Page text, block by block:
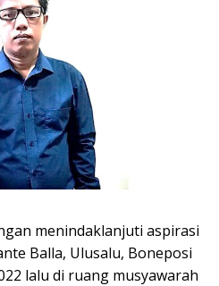
menindaklanjuti aspirasi
Balla, Ulusalu, Boneposi
lalu di ruang musyawarah